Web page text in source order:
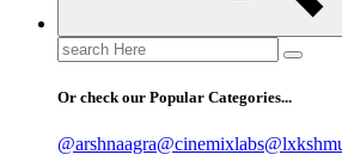
Search
for:
Or check our Popular Categories...
@arshnaagra@cinemixlabs